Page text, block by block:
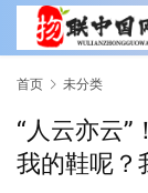
首页 未分类
“人云亦云”
我的鞋呢？